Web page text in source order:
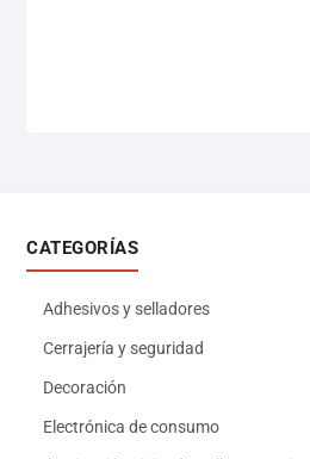
CATEGORÍAS
Adhesivos y selladores
Cerrajería y seguridad
Decoración
Electrónica de consumo